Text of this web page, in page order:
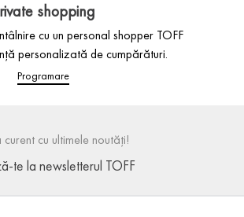
shopping
cu un personal shopper TOFF
personalizată de cumpărături.
Programare
curent cu ultimele noutăți!
te la newsletterul TOFF